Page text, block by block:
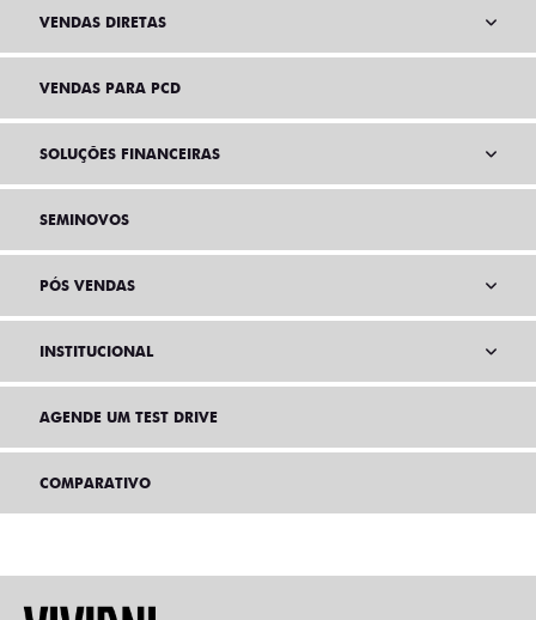
VENDAS DIRETAS
VENDAS PARA PCD
SOLUÇÕES FINANCEIRAS
SEMINOVOS
PÓS VENDAS
INSTITUCIONAL
AGENDE UM TEST DRIVE
COMPARATIVO